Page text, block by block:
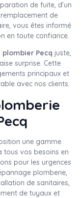
de fuite, d’un
de
vous êtes informé
en toute confiance.
Pecq juste,
surprise. Cette
principaux et
avec nos clients.
une gamme
tous vos besoins en
pour les urgences
plomberie,
de sanitaires,
de tuyaux et